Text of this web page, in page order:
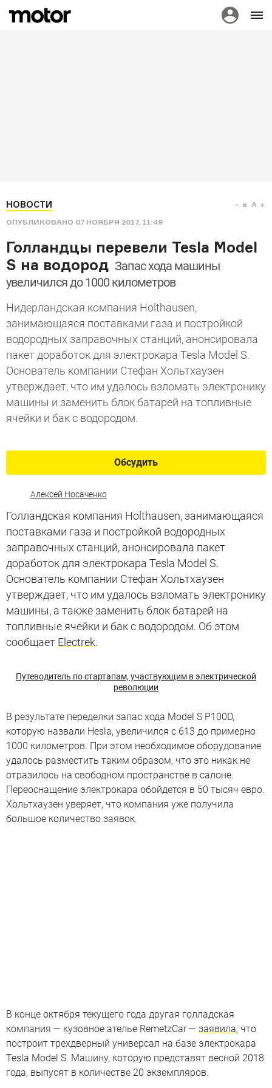
НОВОСТИ
ОПУБЛИКОВАНО 07 НОЯБРЯ 2017, 11:49
a A
Голландцы перевели Tesla Model
S на водород Запас хода машины
увеличился до 1000 километров
Нидерландская компания Holthausen,
занимающаяся поставками газа и постройкой
водородных заправочных станций, анонсировала
пакет доработок для электрокара Tesla Model S.
Основатель компании Стефан Хольтхаузен
утверждает, что им удалось взломать электронику
машины и заменить блок батарей на топливные
ячейки и бак с водородом.
Обсудить
Алексей Носаченко
Голландская компания Holthausen, занимающаяся
поставками газа и постройкой водородных
заправочных станций, анонсировала пакет
доработок для электрокара Tesla Model S.
Основатель компании Стефан Хольтхаузен
утверждает, что им удалось взломать электронику
машины, а также заменить блок батарей на
топливные ячейки и бак с водородом. Об этом
сообщает Electrek.
Путеводитель по стартапам, участвующим в электрической
революции
В результате переделки запас хода Model S P100D,
которую назвали Hesla, увеличился с 613 до примерно
1000 километров. При этом необходимое оборудование
удалось разместить таким образом, что это никак не
отразилось на свободном пространстве в салоне.
Переоснащение электрокара обойдется в 50 тысяч евро.
Хольтхаузен уверяет, что компания уже получила
большое количество заявок.
В конце октября текущего года другая голладская
компания — кузовное ателье RemetzCar — заявила, что
построит трехдверный универсал на базе электрокара
Tesla Model S. Машину, которую представят весной 2018
года, выпусят в количестве 20 экземпляров.